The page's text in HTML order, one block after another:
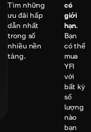
Tìm những
ưu đãi hấp
dẫn nhất
trong số
nhiều nền
tảng.
có
giới
hạn.
Bạn
có thể
mua
YFI
với
bất kỳ
số
lượng
nào
bạn